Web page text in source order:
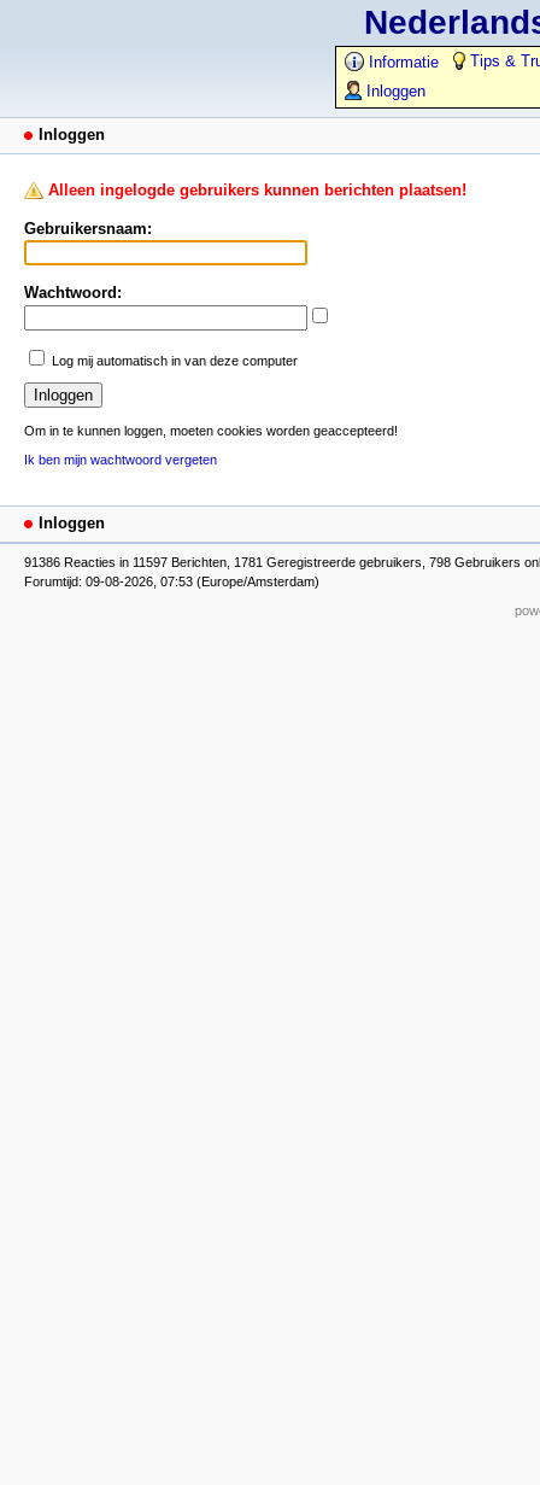
Informatie
Tips &
Inloggen
Inloggen
Alleen ingelogde gebruikers kunnen berichten plaatsen!
Gebruikersnaam:
Wachtwoord:
Log mij automatisch in van deze computer
Om in te kunnen loggen, moeten cookies worden geaccepteerd!
Ik ben mijn wachtwoord vergeten
Inloggen
91386 Reacties in 11597 Berichten, 1781 Geregistreerde gebruikers, 798 Gebruikers
Forumtijd: 09-08-2026, 07:53 (Europe/Amsterdam)